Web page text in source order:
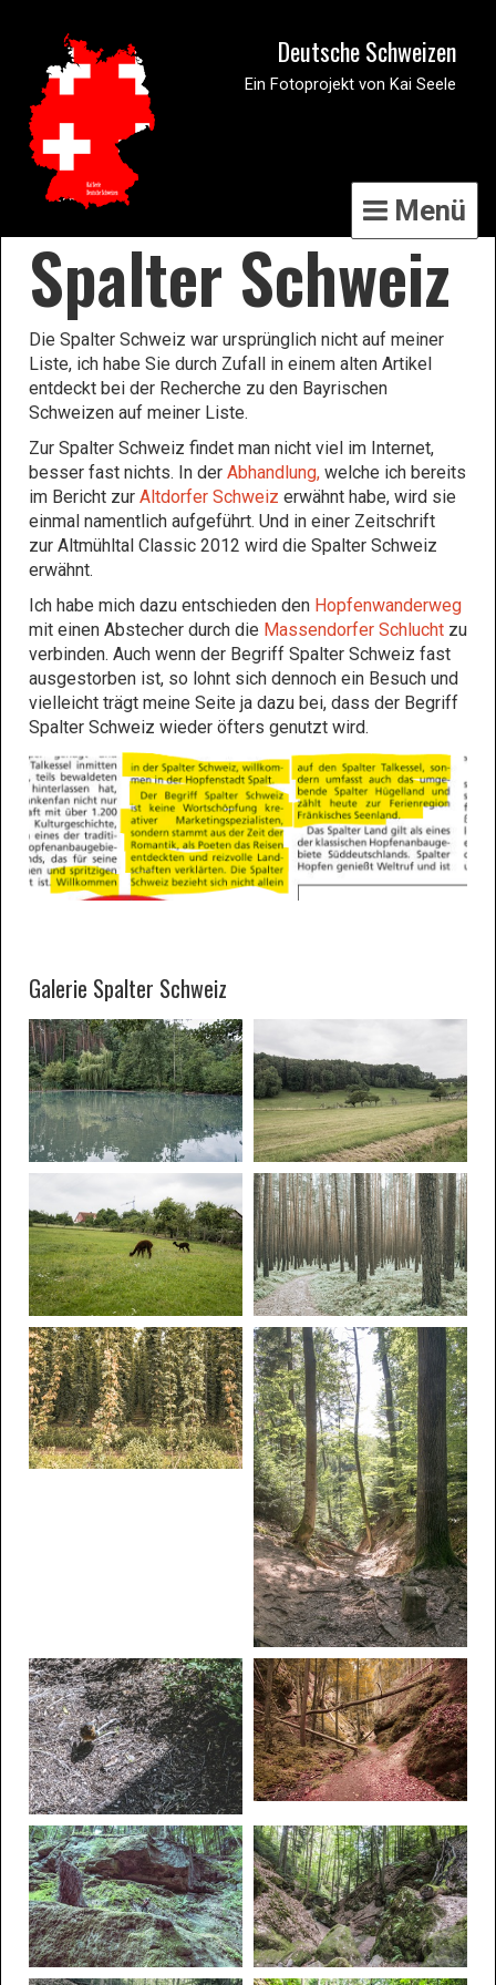
Deutsche Schweizen
Ein Fotoprojekt von Kai Seele
Menü
Spalter Schweiz
Die Spalter Schweiz war ursprünglich nicht auf meiner
Liste, ich habe Sie durch Zufall in einem alten Artikel
entdeckt bei der Recherche zu den Bayrischen
Schweizen auf meiner Liste.
Zur Spalter Schweiz findet man nicht viel im Internet,
besser fast nichts. In der Abhandlung, welche ich bereits
im Bericht zur Altdorfer Schweiz erwähnt habe, wird sie
einmal namentlich aufgeführt. Und in einer Zeitschrift
zur Altmühltal Classic 2012 wird die Spalter Schweiz
erwähnt.
Ich habe mich dazu entschieden den Hopfenwanderweg
mit einen Abstecher durch die Massendorfer Schlucht zu
verbinden. Auch wenn der Begriff Spalter Schweiz fast
ausgestorben ist, so lohnt sich dennoch ein Besuch und
vielleicht trägt meine Seite ja dazu bei, dass der Begriff
Spalter Schweiz wieder öfters genutzt wird.
Galerie Spalter Schweiz